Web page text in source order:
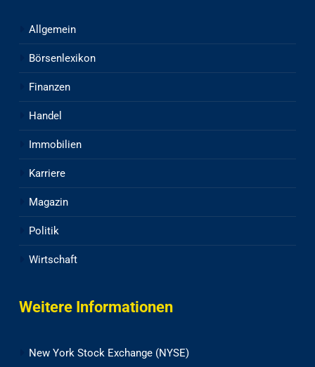
Allgemein
Börsenlexikon
Finanzen
Handel
Immobilien
Karriere
Magazin
Politik
Wirtschaft
Weitere Informationen
New York Stock Exchange (NYSE)